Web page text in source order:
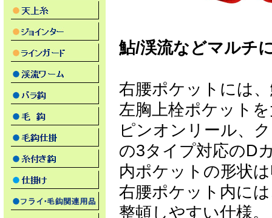
鮎/渓流などマルチ
右腰ポケットには
左胸上栓ポケット
ピンオンリール、
の3タイプ対応のD
内ポケットの形状
右腰ポケット内に
整頓しやすい仕様。